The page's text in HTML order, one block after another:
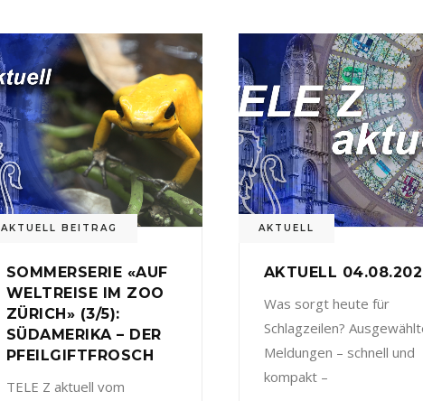
AKTUELL BEITRAG
SOMMERSERIE «AUF
WELTREISE IM ZOO
ZÜRICH» (3/5):
SÜDAMERIKA – DER
PFEILGIFTFROSCH
TELE Z aktuell vom
AKTUELL
AKTUELL
Was sorgt heute für
Schlagzeilen?
Meldungen – schnell und
kompakt –